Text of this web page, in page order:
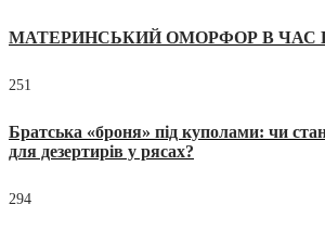
МАТЕРИНСЬКИЙ ОМОРФОР В ЧАС
251
Братська «броня» під куполами: чи
для дезертирів у рясах?
294